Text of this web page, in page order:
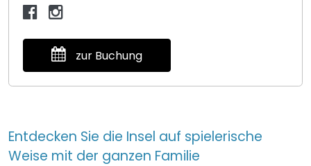
zur Buchung
Entdecken Sie die Insel auf spielerische
Weise mit der ganzen Familie